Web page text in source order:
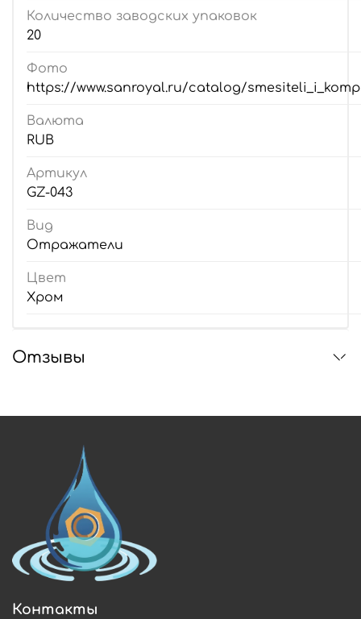
Количество заводских упаковок
20
Фото
https://www.sanroyal.ru/catalog/
Валюта
RUB
Артикул
GZ-043
Вид
Отражатели
Цвет
Хром
Отзывы
Контакты